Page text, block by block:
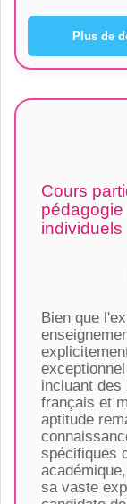
Plus de
Cours
individuels
Bien que
incluant des
français et
aptitude
spécifiques
sa vaste